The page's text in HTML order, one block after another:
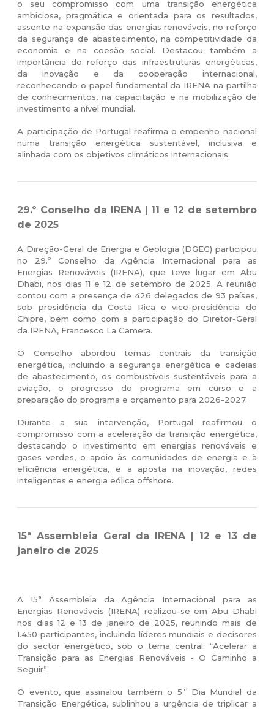
o seu compromisso com uma transição energética
ambiciosa, pragmática e orientada para os resultados,
assente na expansão das energias renováveis, no reforço
da segurança de abastecimento, na competitividade da
economia e na coesão social. Destacou também a
importância do reforço das infraestruturas energéticas,
da inovação e da cooperação internacional,
reconhecendo o papel fundamental da IRENA na partilha
de conhecimentos, na capacitação e na mobilização de
investimento a nível mundial.
A participação de Portugal reafirma o empenho nacional
numa transição energética sustentável, inclusiva e
alinhada com os objetivos climáticos internacionais.
29.º Conselho da IRENA | 11 e 12 de setembro
de 2025
A Direção-Geral de Energia e Geologia (DGEG) participou
no 29.º Conselho da Agência Internacional para as
Energias Renováveis (IRENA), que teve lugar em Abu
Dhabi, nos dias 11 e 12 de setembro de 2025. A reunião
contou com a presença de 426 delegados de 93 países,
sob presidência da Costa Rica e vice-presidência do
Chipre, bem como com a participação do Diretor-Geral
da IRENA, Francesco La Camera.
O Conselho abordou temas centrais da transição
energética, incluindo a segurança energética e cadeias
de abastecimento, os combustíveis sustentáveis para a
aviação, o progresso do programa em curso e a
preparação do programa e orçamento para 2026-2027.
Durante a sua intervenção, Portugal reafirmou o
compromisso com a aceleração da transição energética,
destacando o investimento em energias renováveis e
gases verdes, o apoio às comunidades de energia e à
eficiência energética, e a aposta na inovação, redes
inteligentes e energia eólica offshore.
15ª Assembleia Geral da IRENA | 12 e 13 de
janeiro de 2025
A 15ª Assembleia da Agência Internacional para as
Energias Renováveis (IRENA) realizou-se em Abu Dhabi
nos dias 12 e 13 de janeiro de 2025, reunindo mais de
1.450 participantes, incluindo líderes mundiais e decisores
do sector energético, sob o tema central: “Acelerar a
Transição para as Energias Renováveis - O Caminho a
Seguir”.
O evento, que assinalou também o 5.º Dia Mundial da
Transição Energética, sublinhou a urgência de triplicar a